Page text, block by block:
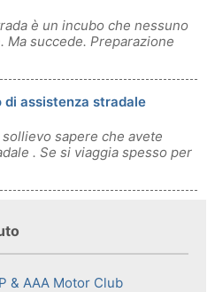
è un incubo che nessuno
succede. Preparazione
assistenza stradale
sapere che avete
. Se si viaggia spesso per
& AAA Motor Club